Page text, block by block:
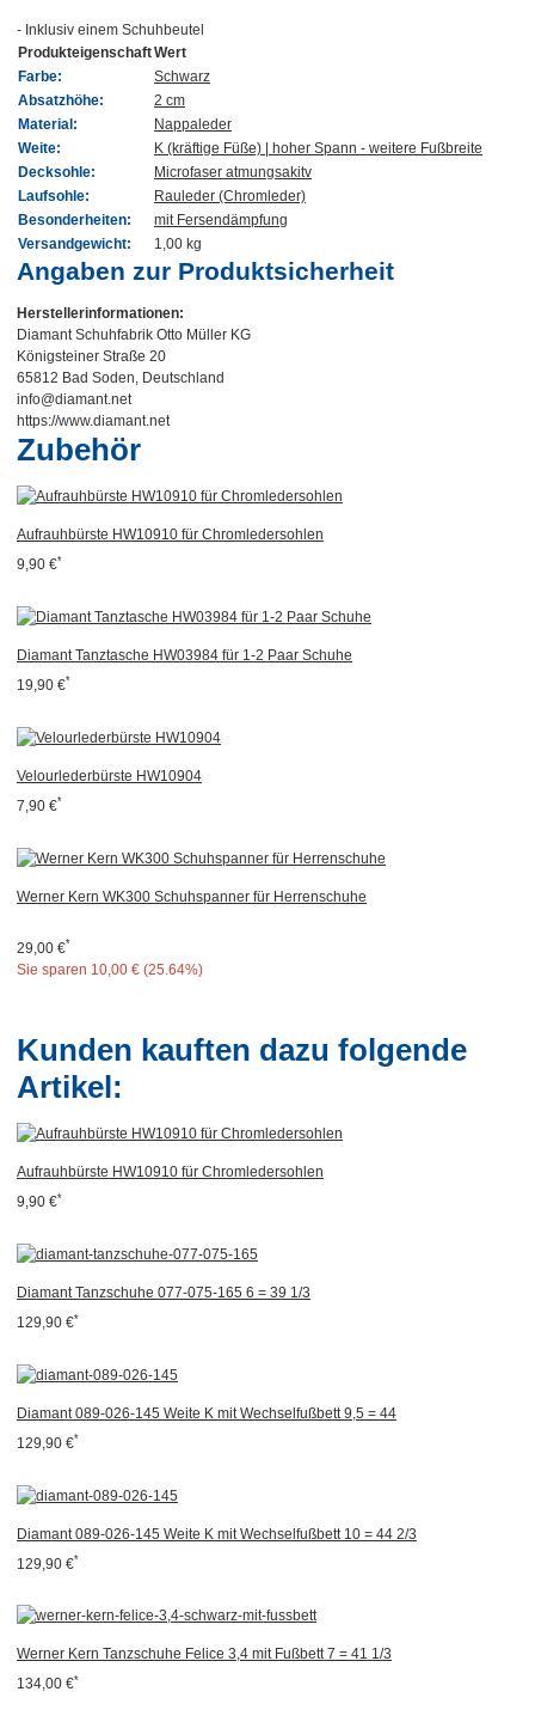
- Inklusiv einem Schuhbeutel
ProdukteigenschaftWert
Farbe:
Schwarz
Absatzhöhe:
2 cm
Material:
Nappaleder
Weite:
K (kräftige Füße) | hoher Spann - weitere Fußbreite
Decksohle:
Microfaser atmungsakitv
Laufsohle:
Rauleder (Chromleder)
Besonderheiten:
mit Fersendämpfung
Versandgewicht:
1,00 kg
Angaben zur Produktsicherheit
Herstellerinformationen:
Diamant Schuhfabrik Otto Müller KG
Königsteiner Straße 20
65812 Bad Soden, Deutschland
info@diamant.net
https://www.diamant.net
Zubehör
Aufrauhbürste HW10910 für Chromledersohlen
9,90 €*
Diamant Tanztasche HW03984 für 1-2 Paar Schuhe
19,90 €*
Velourlederbürste HW10904
7,90 €*
Werner Kern WK300 Schuhspanner für Herrenschuhe
29,00 €*
Sie sparen 10,00 € (25.64%)
Kunden kauften dazu folgende
Artikel:
Aufrauhbürste HW10910 für Chromledersohlen
9,90 €*
Diamant Tanzschuhe 077-075-165 6 = 39 1/3
129,90 €*
Diamant 089-026-145 Weite K mit Wechselfußbett 9,5 = 44
129,90 €*
Diamant 089-026-145 Weite K mit Wechselfußbett 10 = 44 2/3
129,90 €*
Werner Kern Tanzschuhe Felice 3,4 mit Fußbett 7 = 41 1/3
134,00 €*